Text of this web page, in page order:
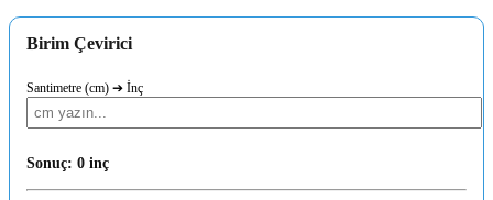
Birim Çevirici
Santimetre (cm) ➔ İnç
Sonuç: 0 inç